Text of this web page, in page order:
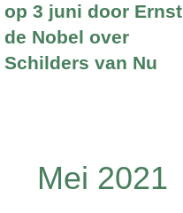
op 3 juni door Ernst
de Nobel over
Schilders van Nu
Mei 2021